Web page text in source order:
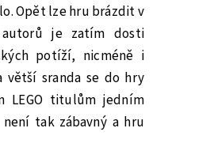
Opět lze hru brázdit v
je zatím dosti
potíží, nicméně i
sranda se do hry
titulům jedním
tak zábavný a hru